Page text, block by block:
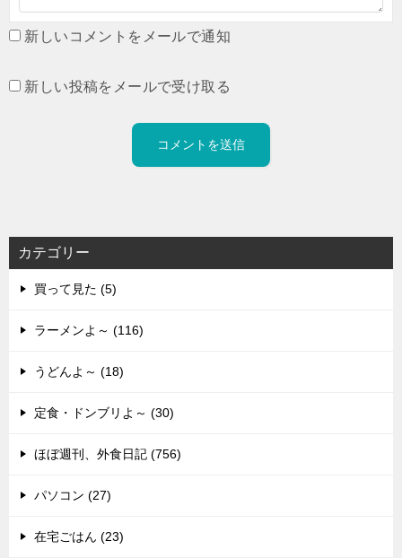
新しいコメントをメールで通知
新しい投稿をメールで受け取る
カテゴリー
買って見た (5)
ラーメンよ～ (116)
うどんよ～ (18)
定食・ドンブリよ～ (30)
ほぼ週刊、外食日記 (756)
パソコン (27)
在宅ごはん (23)